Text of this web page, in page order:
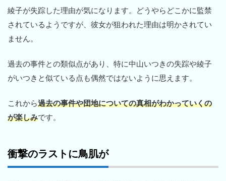
綾子が失踪した理由が気になります。どうやらどこかに監禁
されているようですが、彼女が狙われた理由は明かされてい
ません。
過去の事件との類似点があり、特に中山いつきの失踪や綾子
がいつきと似ている点も偶然ではないように思えます。
これから過去の事件や団地についての真相がわかっていくの
が楽しみです。
衝撃のラストに鳥肌が